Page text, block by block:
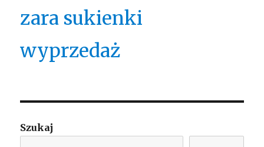
zara sukienki
wyprzedaż
Szukaj